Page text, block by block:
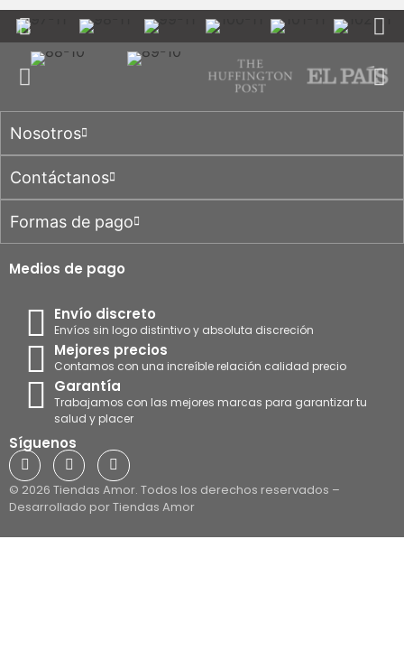
Nosotros
Contáctanos
Formas de pago
Medios de pago
Envío discreto
Envíos sin logo distintivo y absoluta discreción
Mejores precios
Contamos con una increíble relación calidad precio
Garantía
Trabajamos con las mejores marcas para garantizar tu
salud y placer
Síguenos
© 2026 Tiendas Amor. Todos los derechos reservados –
Desarrollado por Tiendas Amor